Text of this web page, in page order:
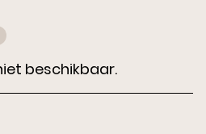
beschikbaar.